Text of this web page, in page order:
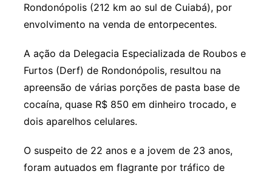
Rondonópolis (212 km ao sul de Cuiabá), por
envolvimento na venda de entorpecentes.
A ação da Delegacia Especializada de Roubos e
Furtos (Derf) de Rondonópolis, resultou na
apreensão de várias porções de pasta base de
cocaína, quase R$ 850 em dinheiro trocado, e
dois aparelhos celulares.
O suspeito de 22 anos e a jovem de 23 anos,
foram autuados em flagrante por tráfico de